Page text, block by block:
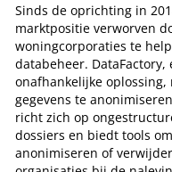
Sinds de oprichting in
marktpositie verworven
woningcorporaties te
databeheer.
onafhankelijke
gegevens te
richt zich op
dossiers en biedt tools
anonimiseren of